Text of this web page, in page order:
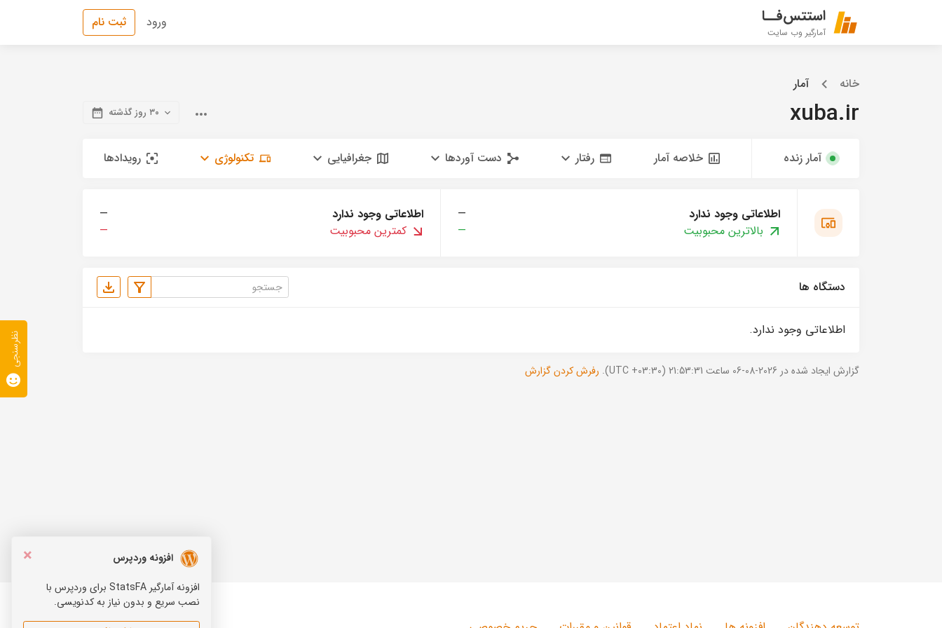
استتس‌فــا
آمارگیر وب سایت
ورود ثبت نام
خانه آمار
xuba.ir ۳۰ روز گذشته
آمار زنده خلاصه آمار رفتار دست آوردها جغرافیایی تکنولوژی رویدادها
اطلاعاتی وجود ندارد
—
بالاترین محبوبیت
—
اطلاعاتی وجود ندارد
—
کمترین محبوبیت
—
دستگاه ها
اطلاعاتی وجود ندارد.
گزارش ایجاد شده در 2026-08-06 ساعت 21:53:31 (UTC +03:30). رفرش کردن گزارش
×
افزونه وردپرس
افزونه آمارگیر StatsFA برای وردپرس با
نصب سریع و بدون نیاز به کدنویسی.
نظرسنجی